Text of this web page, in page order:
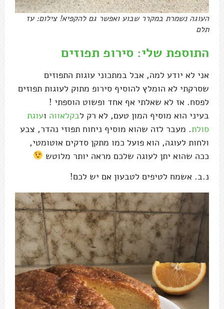
העוגה נשמרת במקרר שבוע ואפשר גם להקפיא! צילום: עז
תלם
התוספת שלי: סירופ תפוזים
אני לא יודע למה, אבל במתכוני עוגות התפוזים
שסרקתי לא הומלץ להוסיף סירופ מתוק לעוגות תפוזים
לפסח. אז לא שאלתי אף אחד ופשוט הוספתי !
בעיני הוא מוסיף המון טעם, לא רק לבקלאווה ועוגת
סולת. מעבר לזה שהוא מוסיף ניחוח תפוזי נהדר, צבע
ולחות לעוגה, הוא פועל כמו מתקן סדקים אוטומטי,
ככה שהוא יתן לעוגה שלכם מראה יותר מלוטש
נ.ב. אשמח לטיפים לטבעון אם יש לכם!